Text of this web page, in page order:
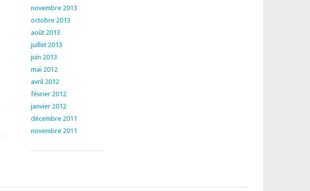
novembre 2013
octobre 2013
août 2013
juillet 2013
juin 2013
mai 2012
avril 2012
février 2012
janvier 2012
décembre 2011
novembre 2011